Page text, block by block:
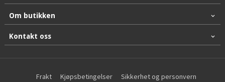
Om butikken
Kontakt oss
Frakt Kjøpsbetingelser Sikkerhet og personvern